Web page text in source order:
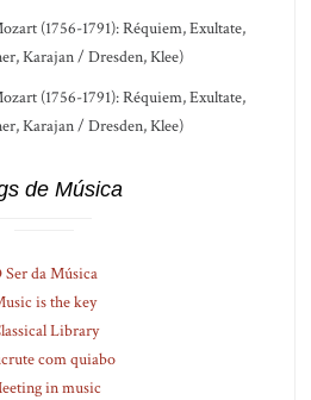
(1756-1791): Réquiem, Exultate,
Karajan / Dresden, Klee)
(1756-1791): Réquiem, Exultate,
Karajan / Dresden, Klee)
de Música
Ser da Música
is the key
Library
com quiabo
in music